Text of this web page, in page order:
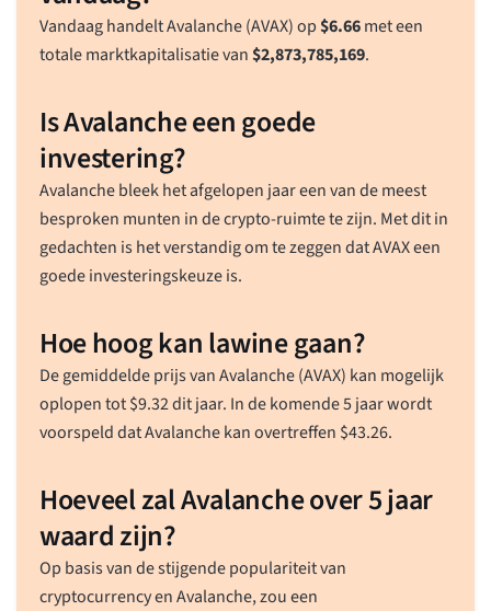
Vandaag handelt Avalanche (AVAX) op$6.66met een
totale marktkapitalisatie van$2,873,785,169.
Is Avalanche een goede
investering?
Avalanche bleek het afgelopen jaar een van de meest
besproken munten in de crypto-ruimte te zijn. Met dit in
gedachten is het verstandig om te zeggen dat AVAX een
goede investeringskeuze is.
Hoe hoog kan lawine gaan?
De gemiddelde prijs van Avalanche (AVAX) kan mogelijk
oplopen tot$9.32dit jaar. In de komende 5 jaar wordt
voorspeld dat Avalanche kan overtreffen $43.26.
Hoeveel zal Avalanche over 5 jaar
waard zijn?
Op basis van de stijgende populariteit van
cryptocurrency en Avalanche, zou een